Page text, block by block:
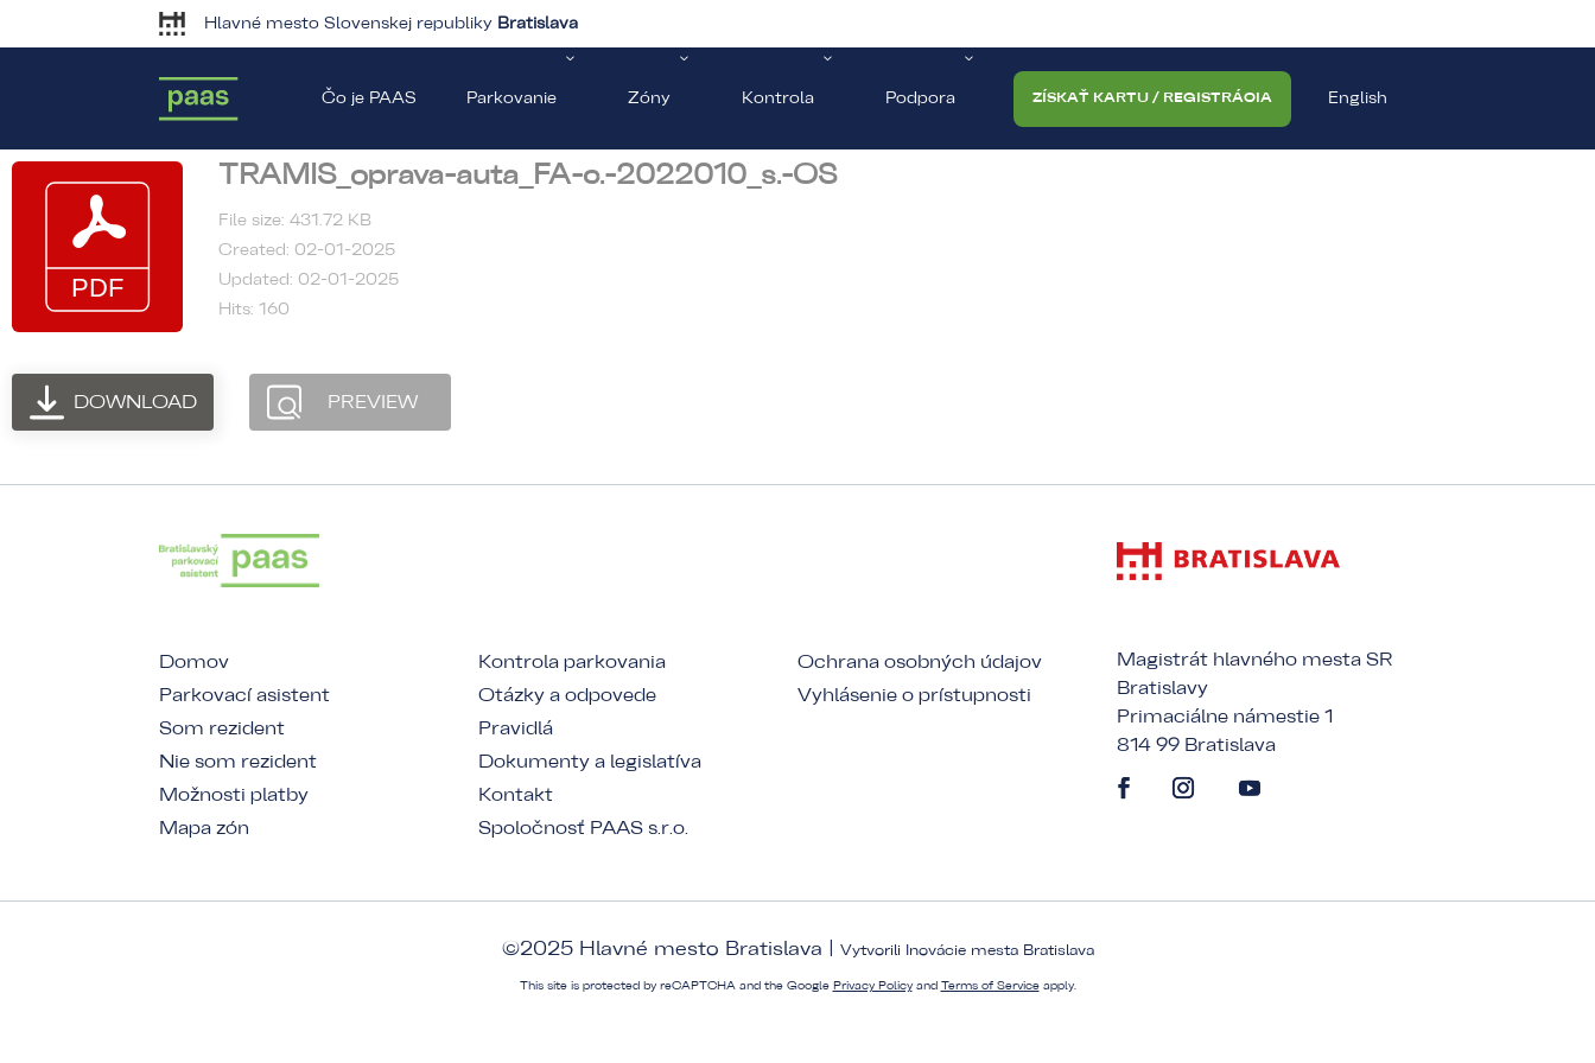
Hlavné mesto Slovenskej republiky Bratislava
Čo je PAAS Parkovanie Zóny Kontrola Podpora ZÍSKAŤ KARTU / REGISTRÁCIA English
TRAMIS_oprava-auta_FA-c.-2022010_s.-OS
File size: 431.72 KB
Created: 02-01-2025
Updated: 02-01-2025
Hits: 160
DOWNLOAD PREVIEW
Domov
Parkovací asistent
Som rezident
Nie som rezident
Možnosti platby
Mapa zón
Kontrola parkovania
Otázky a odpovede
Pravidlá
Dokumenty a legislatíva
Kontakt
Spoločnosť PAAS s.r.o.
Ochrana osobných údajov
Vyhlásenie o prístupnosti
Magistrát hlavného mesta SR
Bratislavy
Primaciálne námestie 1
814 99 Bratislava
©2025 Hlavné mesto Bratislava | Vytvorili Inovácie mesta Bratislava
This site is protected by reCAPTCHA and the Google Privacy Policyand Terms of Serviceapply.